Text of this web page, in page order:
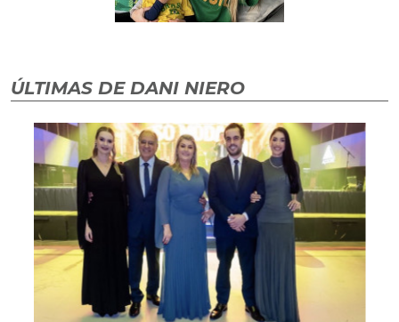
ÚLTIMAS DE DANI NIERO